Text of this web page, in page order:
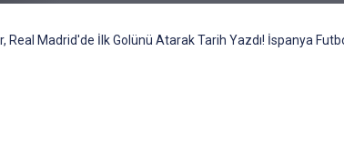
Real Madrid'de İlk Golünü Atarak Tarih Yazdı! İspanya